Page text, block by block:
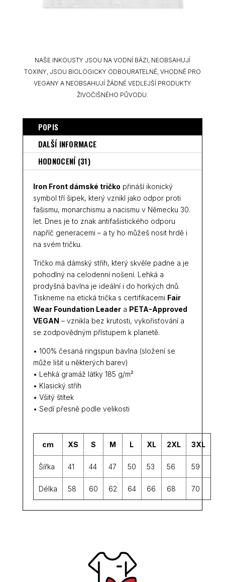
NAŠE INKOUSTY JSOU NA VODNÍ BÁZI, NEOBSAHUJÍ
TOXINY, JSOU BIOLOGICKY ODBOURATELNÉ, VHODNÉ PRO
VEGANY A NEOBSAHUJÍ ŽÁDNÉ VEDLEJŠÍ PRODUKTY
ŽIVOČIŠNÉHO PŮVODU.
POPIS
DALŠÍ INFORMACE
HODNOCENÍ (31)
Iron Front dámské tričko přináší ikonický
symbol tří šipek, který vznikl jako odpor proti
fašismu, monarchismu a nacismu v Německu 30.
let. Dnes je to znak antifašistického odporu
napříč generacemi – a ty ho můžeš nosit hrdě i
na svém tričku.
Tričko má dámský střih, který skvěle padne a je
pohodlný na celodenní nošení. Lehká a
prodyšná bavlna je ideální i do horkých dnů.
Tiskneme na etická trička s certifikacemi Fair
Wear Foundation Leadera PETA-Approved
VEGAN – vznikla bez krutosti, vykořisťování a
se zodpovědným přístupem k planetě.
• 100% česaná ringspun bavlna (složení se
může lišit u některých barev)
• Lehká gramáž látky 185 g/m²
• Klasický střih
• Všitý štítek
• Sedí přesně podle velikosti
cm XS S M L XL 2XL 3XL
Šířka 41 44 47 50 53 56 59
Délka 58 60 62 64 66 68 70